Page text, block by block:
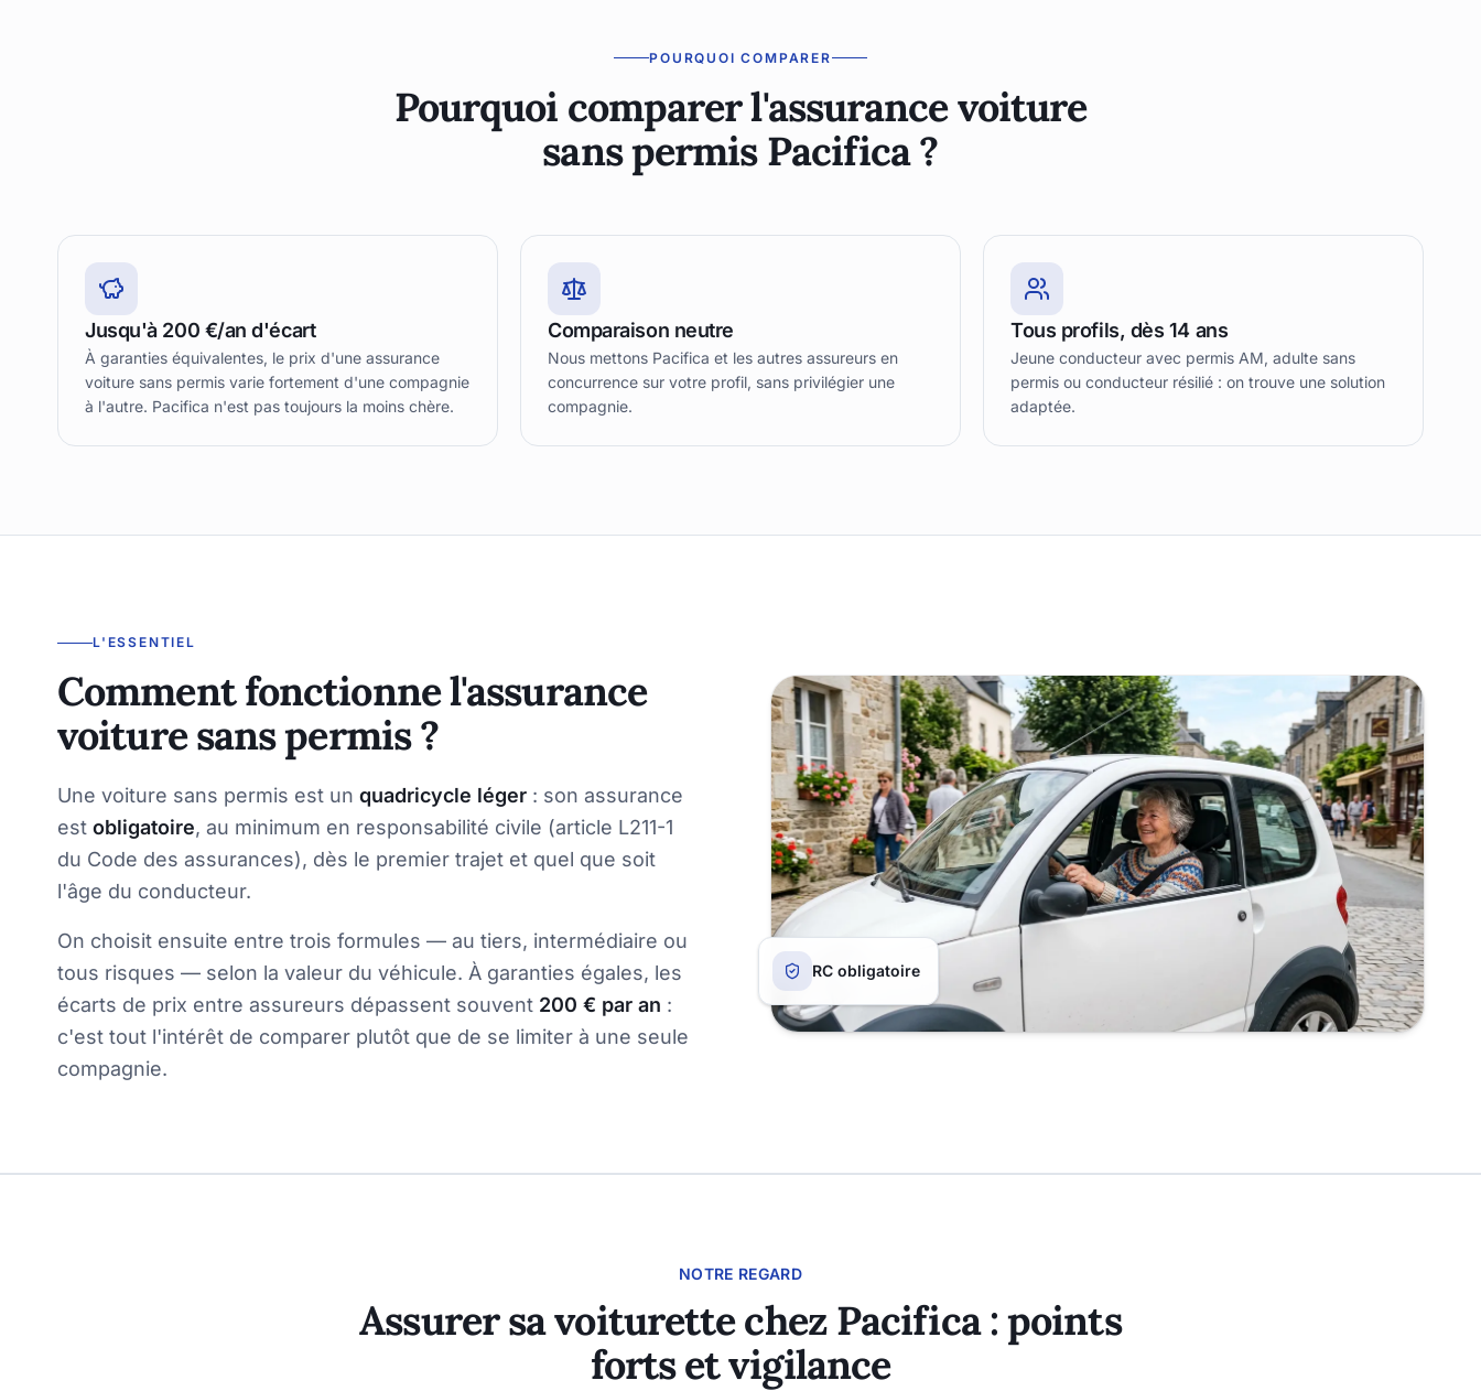
POURQUOI COMPARER
Pourquoi comparer l'assurance voiture
sans permis Pacifica ?
Jusqu'à 200 €/an d'écart
À garanties équivalentes, le prix d'une assurance
voiture sans permis varie fortement d'une compagnie
à l'autre. Pacifica n'est pas toujours la moins chère.
Comparaison neutre
Nous mettons Pacifica et les autres assureurs en
concurrence sur votre profil, sans privilégier une
compagnie.
Tous profils, dès 14 ans
Jeune conducteur avec permis AM, adulte sans
permis ou conducteur résilié : on trouve une solution
adaptée.
RC obligatoire
L'ESSENTIEL
Comment fonctionne l'assurance
voiture sans permis ?
Une voiture sans permis est un quadricycle léger : son assurance
est obligatoire, au minimum en responsabilité civile (article L211-1
du Code des assurances), dès le premier trajet et quel que soit
l'âge du conducteur.
On choisit ensuite entre trois formules — au tiers, intermédiaire ou
tous risques — selon la valeur du véhicule. À garanties égales, les
écarts de prix entre assureurs dépassent souvent 200 € par an :
c'est tout l'intérêt de comparer plutôt que de se limiter à une seule
compagnie.
NOTRE REGARD
Assurer sa voiturette chez Pacifica : points
forts et vigilance